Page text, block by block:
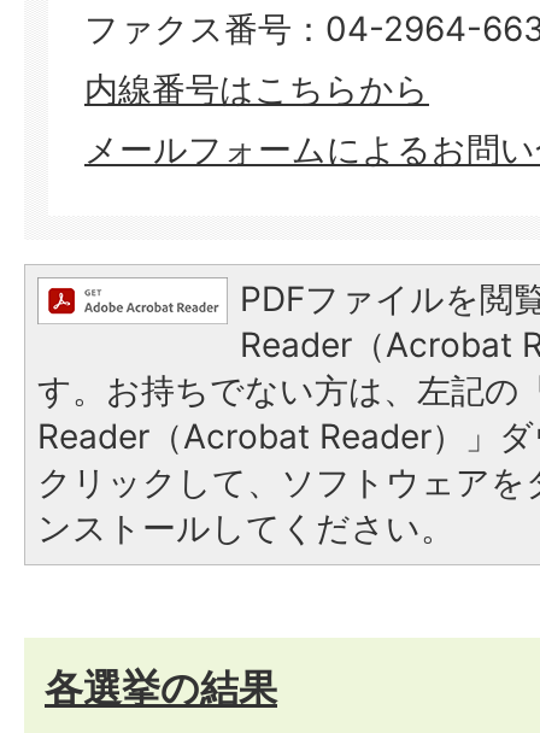
ファクス番号：04-2964-
内線番号はこちらから
メールフォームによるお問
PDFファイルを閲
Reader（Acrobat
す。お持ちでない方は、左記の
Reader（Acrobat Reader）」
クリックして、ソフトウェア
ンストールしてください。
各選挙の結果